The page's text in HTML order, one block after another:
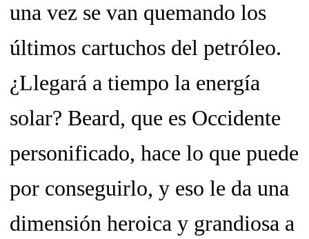
una vez se van quemando los
últimos cartuchos del petróleo.
¿Llegará a tiempo la energía
solar? Beard, que es Occidente
personificado, hace lo que puede
por conseguirlo, y eso le da una
dimensión heroica y grandiosa a